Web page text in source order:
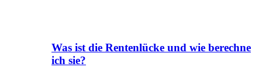
Was ist die Rentenlücke und wie berechne
ich sie?